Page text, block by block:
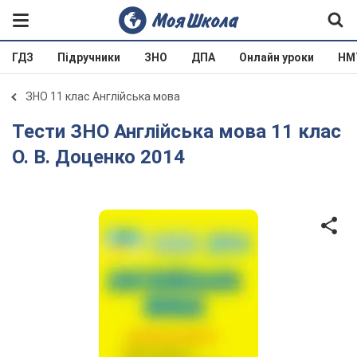
ГДЗ Підручники ЗНО ДПА Онлайн уроки
ЗНО 11 клас Англійська мова
Тести ЗНО Англійська мова 11 клас
О. В. Доценко 2014